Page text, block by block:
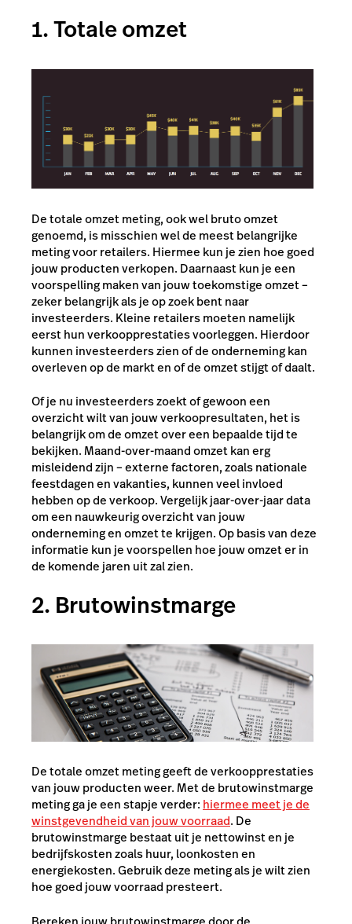
1. Totale omzet
De totale omzet meting, ook wel bruto omzet
genoemd, is misschien wel de meest belangrijke
meting voor retailers. Hiermee kun je zien hoe goed
jouw producten verkopen. Daarnaast kun je een
voorspelling maken van jouw toekomstige omzet –
zeker belangrijk als je op zoek bent naar
investeerders. Kleine retailers moeten namelijk
eerst hun verkoopprestaties voorleggen. Hierdoor
kunnen investeerders zien of de onderneming kan
overleven op de markt en of de omzet stijgt of daalt.
Of je nu investeerders zoekt of gewoon een
overzicht wilt van jouw verkoopresultaten, het is
belangrijk om de omzet over een bepaalde tijd te
bekijken. Maand-over-maand omzet kan erg
misleidend zijn – externe factoren, zoals nationale
feestdagen en vakanties, kunnen veel invloed
hebben op de verkoop. Vergelijk jaar-over-jaar data
om een nauwkeurig overzicht van jouw
onderneming en omzet te krijgen. Op basis van deze
informatie kun je voorspellen hoe jouw omzet er in
de komende jaren uit zal zien.
2. Brutowinstmarge
De totale omzet meting geeft de verkoopprestaties
van jouw producten weer. Met de brutowinstmarge
meting ga je een stapje verder: hiermee meet je de
winstgevendheid van jouw voorraad. De
brutowinstmarge bestaat uit je nettowinst en je
bedrijfskosten zoals huur, loonkosten en
energiekosten. Gebruik deze meting als je wilt zien
hoe goed jouw voorraad presteert.